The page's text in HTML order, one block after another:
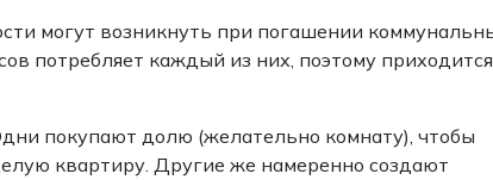
могут возникнуть при погашении
потребляет каждый из них, поэтому приходится
покупают долю (желательно комнату), чтобы
квартиру. Другие же намеренно создают